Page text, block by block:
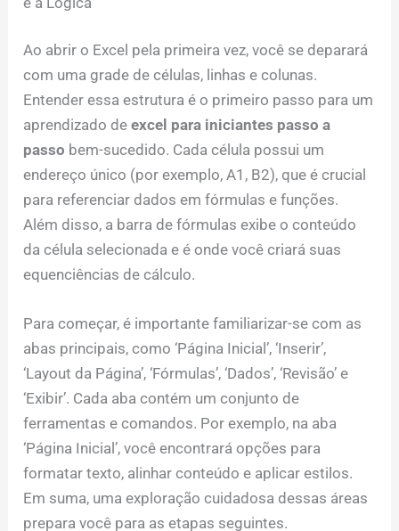
Ao abrir o Excel pela primeira vez, você se deparará
com uma grade de células, linhas e colunas.
Entender essa estrutura é o primeiro passo para um
aprendizado deexcel para iniciantes passo a
passo bem-sucedido. Cada célula possui um
endereço único (por exemplo, A1, B2), que é crucial
para referenciar dados em fórmulas e funções.
Além disso, a barra de fórmulas exibe o conteúdo
da célula selecionada e é onde você criará suas
equenciências de cálculo.
Para começar, é importante familiarizar-se com as
abas principais, como ‘Página Inicial’, ‘Inserir’,
‘Layout da Página’, ‘Fórmulas’, ‘Dados’, ‘Revisão’ e
‘Exibir’. Cada aba contém um conjunto de
ferramentas e comandos. Por exemplo, na aba
‘Página Inicial’, você encontrará opções para
formatar texto, alinhar conteúdo e aplicar estilos.
Em suma, uma exploração cuidadosa dessas áreas
prepara você para as etapas seguintes.